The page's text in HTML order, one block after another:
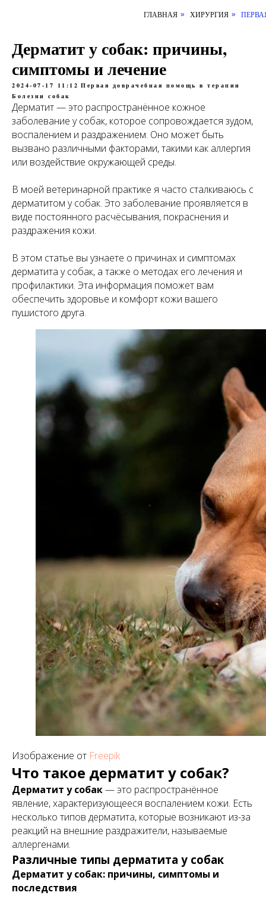
ГЛАВНАЯ » ХИРУРГИЯ »
Дерматит у собак: причины,
симптомы и лечение
2024-07-17 11:12 Первая доврачебная помощь в терапии
Болезни собак
Дерматит — это распространённое кожное
заболевание у собак, которое сопровождается зудом,
воспалением и раздражением. Оно может быть
вызвано различными факторами, такими как аллергия
или воздействие окружающей среды.
В моей ветеринарной практике я часто сталкиваюсь с
дерматитом у собак. Это заболевание проявляется в
виде постоянного расчёсывания, покраснения и
раздражения кожи.
В этом статье вы узнаете о причинах и симптомах
дерматита у собак, а также о методах его лечения и
профилактики. Эта информация поможет вам
обеспечить здоровье и комфорт кожи вашего
пушистого друга.
Изображение от Freepik
Что такое дерматит у собак?
Дерматит у собак— это распространённое
явление, характеризующееся воспалением кожи. Есть
несколько типов дерматита, которые возникают из-за
реакций на внешние раздражители, называемые
аллергенами.
Различные типы дерматита у собак
Дерматит у собак: причины, симптомы и
последствия